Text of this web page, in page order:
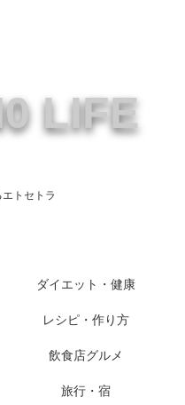
LIFE
トセトラ
ダイエット・健康
レシピ・作り方
飲食店グルメ
旅行・宿